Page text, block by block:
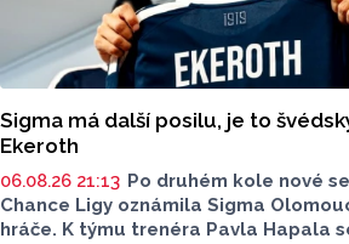
Sigma má další posilu, je to
Ekeroth
06.08.26 21:13 Po druhém kole nové
Chance Ligy oznámila Sigma
hráče. K týmu trenéra Pavla Hapala